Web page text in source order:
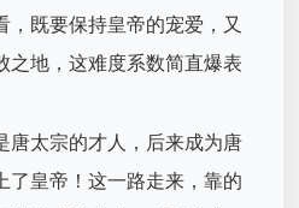
，既要保持皇帝的宠爱，又
之地，这难度系数简直爆表
唐太宗的才人，后来成为唐
了皇帝！这一路走来，靠的